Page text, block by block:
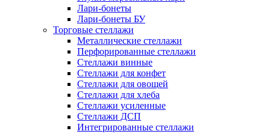
Лари-бонеты
Лари-бонеты БУ
Торговые стеллажи
Металлические стеллажи
Перфорированные стеллажи
Стеллажи винные
Стеллажи для конфет
Стеллажи для овощей
Стеллажи для хлеба
Стеллажи усиленные
Стеллажи ДСП
Интегрированные стеллажи